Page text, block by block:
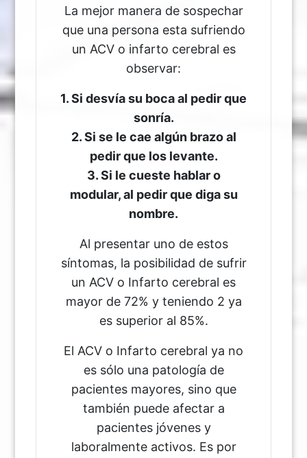
La mejor manera de sospechar
que una persona esta sufriendo
un ACV o infarto cerebral es
observar:
1. Si desvía su boca al pedir que
sonría.
2. Si se le cae algún brazo al
pedir que los levante.
3. Si le cueste hablar o
modular, al pedir que diga su
nombre.
Al presentar uno de estos
síntomas, la posibilidad de sufrir
un ACV o Infarto cerebral es
mayor de 72% y teniendo 2 ya
es superior al 85%.
El ACV o Infarto cerebral ya no
es sólo una patología de
pacientes mayores, sino que
también puede afectar a
pacientes jóvenes y
laboralmente activos. Es por